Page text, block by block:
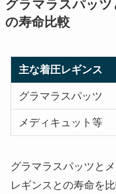
グラマラスパッ
の寿命比較
主な着圧レギンス
グラマラスパッツ
メディキュット等
グラマラスパッツと
レギンスとの寿命を比